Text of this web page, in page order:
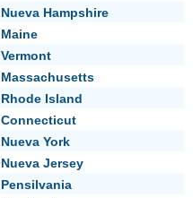
Nueva Hampshire
Maine
Vermont
Massachusetts
Rhode Island
Connecticut
Nueva York
Nueva Jersey
Pensilvania